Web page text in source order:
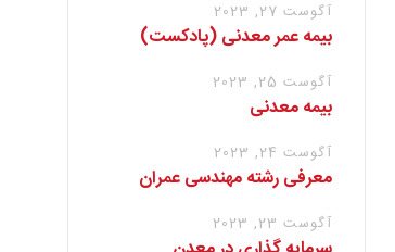
آگوست 27, 2023
بیمه عمر معدنی (پادکست)
آگوست 25, 2023
بیمه معدنی
آگوست 24, 2023
معرفی رشته مهندسی عمران
آگوست 23, 2023